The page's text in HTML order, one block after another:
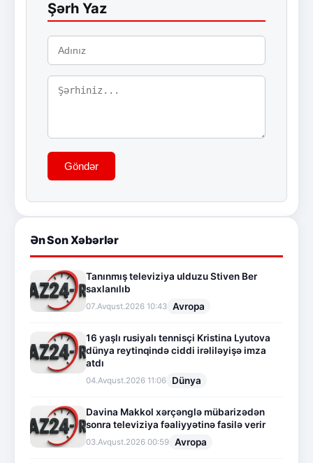
Şərh Yaz
Göndər
Ən Son Xəbərlər
Tanınmış televiziya ulduzu Stiven Ber
saxlanılıb
07.Avqust.2026 10:43 Avropa
16 yaşlı rusiyalı tennisçi Kristina Lyutova
dünya reytinqində ciddi irəliləyişə imza
atdı
04.Avqust.2026 11:06 Dünya
Davina Makkol xərçənglə mübarizədən
sonra televiziya fəaliyyətinə fasilə verir
03.Avqust.2026 00:59 Avropa